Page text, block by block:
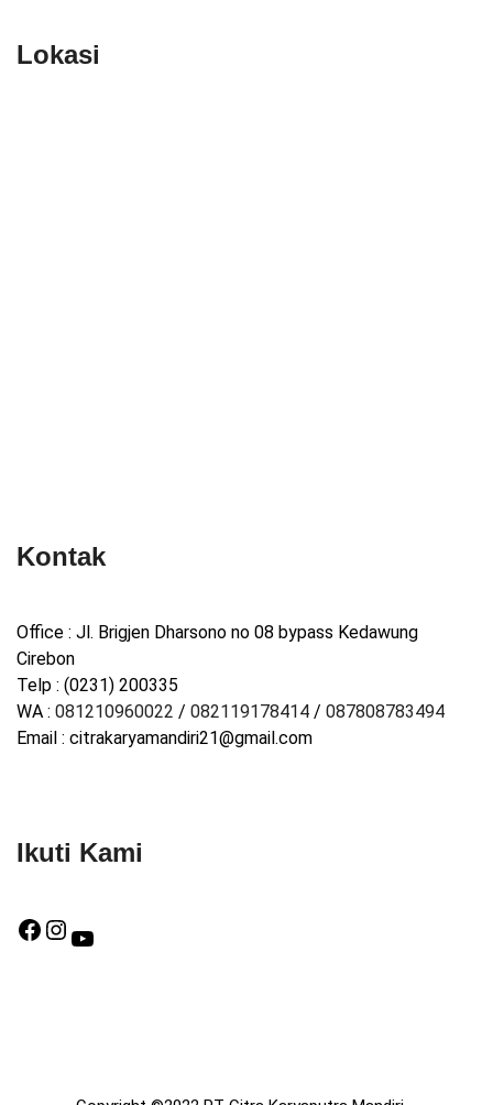
Lokasi
Kontak
Office : Jl. Brigjen Dharsono no 08 bypass Kedawung
Cirebon
Telp : (0231) 200335
WA : 081210960022 / 082119178414 / 087808783494
Email : citrakaryamandiri21@gmail.com
Ikuti Kami